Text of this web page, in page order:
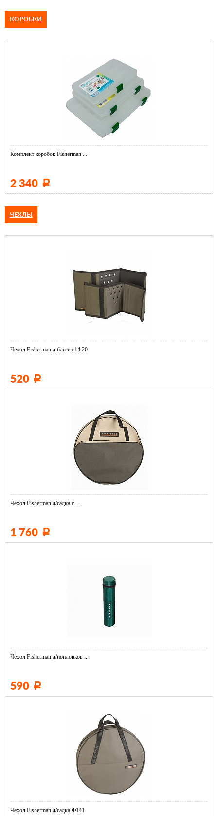
КОРОБКИ
Комплект коробок Fisherman ...
2 340 Р
ЧЕХЛЫ
Чехол Fisherman д.блёсен 14.20
520 Р
Чехол Fisherman д/садка с ...
1 760 Р
Чехол Fisherman д/попловков ...
590 Р
Чехол Fisherman д/садка Ф141